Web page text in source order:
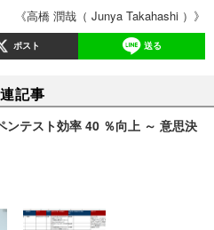
《高橋 潤哉（ Junya Takahashi ）》
ポスト 送る
記事
テスト効率 40 ％向上 ～ 意思決